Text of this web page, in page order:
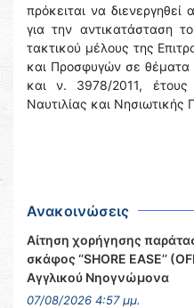
πρόκειται να
για την αντικατάσταση
τακτικού μέλους της
και Προσφυγών σε
και ν. 3978/2011, έτους
Ναυτιλίας και Νησιωτικής
Ανακοινώσεις
Αίτηση χορήγησης
σκάφος ‘’SHORE EASE’’
Αγγλικού Νηογνώμονα
07/08/2026 4:57 μμ.